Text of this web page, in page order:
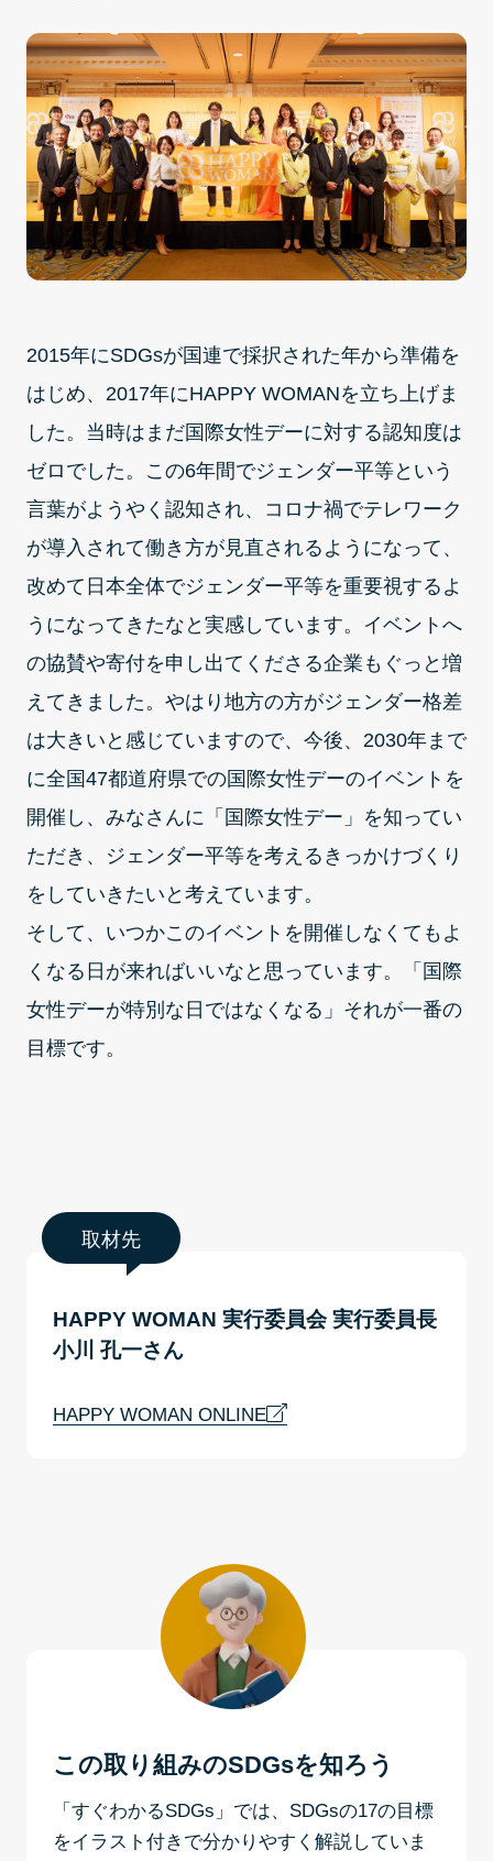
2015年にSDGsが国連で採択された年から準備を
はじめ、2017年にHAPPY WOMANを立ち上げま
した。当時はまだ国際女性デーに対する認知度は
ゼロでした。この6年間でジェンダー平等という
言葉がようやく認知され、コロナ禍でテレワーク
が導入されて働き方が見直されるようになって、
改めて日本全体でジェンダー平等を重要視するよ
うになってきたなと実感しています。イベントへ
の協賛や寄付を申し出てくださる企業もぐっと増
えてきました。やはり地方の方がジェンダー格差
は大きいと感じていますので、今後、2030年まで
に全国47都道府県での国際女性デーのイベントを
開催し、みなさんに「国際女性デー」を知ってい
ただき、ジェンダー平等を考えるきっかけづくり
をしていきたいと考えています。
そして、いつかこのイベントを開催しなくてもよ
くなる日が来ればいいなと思っています。「国際
女性デーが特別な日ではなくなる」それが一番の
目標です。
取材先
HAPPY WOMAN 実行委員会 実行委員長
小川 孔一さん
HAPPY WOMAN ONLINE
この取り組みのSDGsを知ろう
「すぐわかるSDGs」では、SDGsの17の目標
をイラスト付きで分かりやすく解説していま